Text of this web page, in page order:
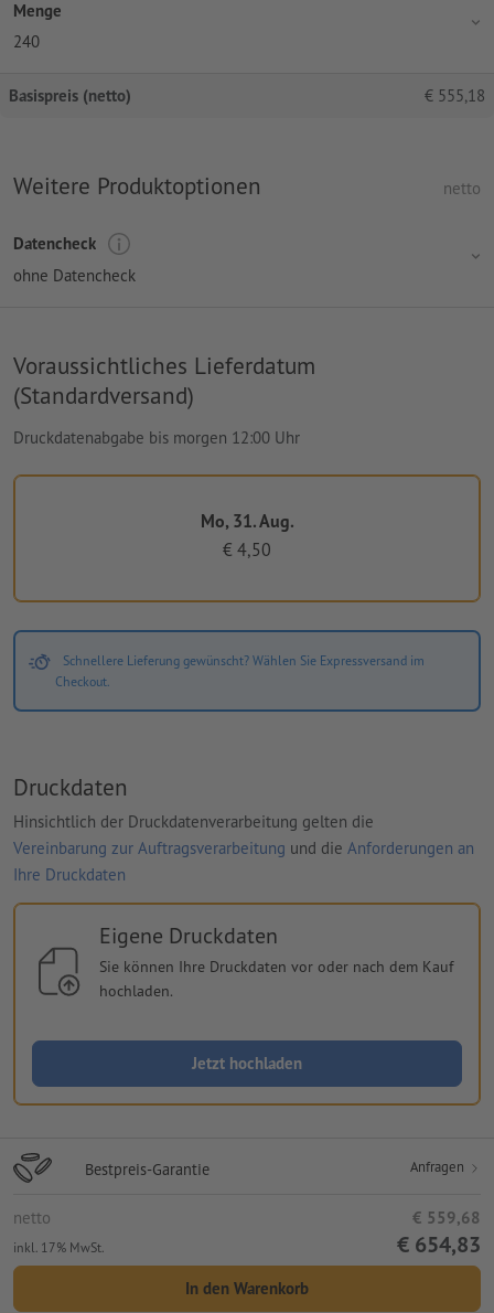
Menge
240
Basispreis (netto) € 555,18
Weitere Produktoptionen netto
Datencheck
ohne Datencheck
Voraussichtliches Lieferdatum
(Standardversand)
Druckdatenabgabe bis morgen 12:00 Uhr
Mo, 31. Aug.
€ 4,50
Schnellere Lieferung gewünscht? Wählen Sie Expressversand im
Checkout.
Druckdaten
Hinsichtlich der Druckdatenverarbeitung gelten die
Vereinbarung zur Auftragsverarbeitung und die Anforderungen an
Ihre Druckdaten
Eigene Druckdaten
Sie können Ihre Druckdaten vor oder nach dem Kauf
hochladen.
Jetzt hochladen
Bestpreis-Garantie Anfragen
netto € 559,68
inkl. 17% MwSt. € 654,83
In den Warenkorb